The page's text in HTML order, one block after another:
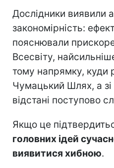
Дослідники виявили
закономірність:
пояснювали
Всесвіту,
тому напрямку, куди
Чумацький Шлях, а
відстані поступово
Якщо це
головних ідей
виявитися хибною.